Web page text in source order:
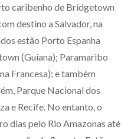
caribenho de Bridgetown
destino a Salvador, na
estão Porto Espanha
(Guiana); Paramaribo
Francesa); e também
Parque Nacional dos
e Recife. No entanto, o
dias pelo Rio Amazonas até